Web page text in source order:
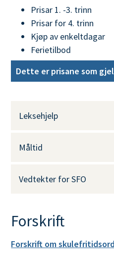
Prisar 1. -3. trinn
Prisar for 4. trinn
Kjøp av enkeltdagar
Ferietilbod
Dette er prisane som
Leksehjelp
Måltid
Vedtekter for SFO
Forskrift
Forskrift om